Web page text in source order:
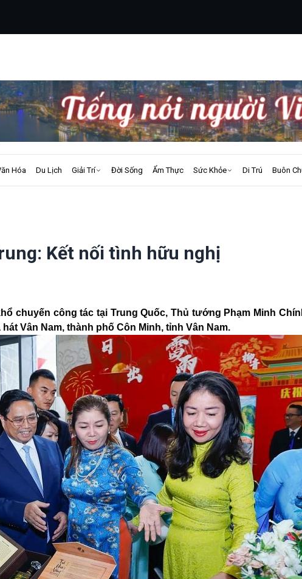
Hóa Du Lịch Giải Trí Đời Sống Ẩm Thực Sức Khỏe Di Trú Buôn
Kết nối tình hữu nghị
chuyến công tác tại Trung Quốc, Thủ tướng Phạm Minh
Vân Nam, thành phố Côn Minh, tỉnh Vân Nam.